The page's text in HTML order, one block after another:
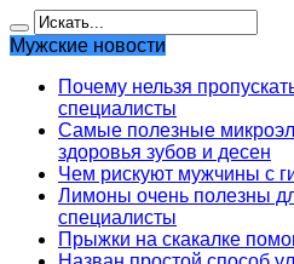
Мужские новости
Почему нельзя
специалисты
Самые полезные
здоровья зубов и десен
Чем рискуют мужчины с
Лимоны очень полезны
специалисты
Прыжки на скакалке